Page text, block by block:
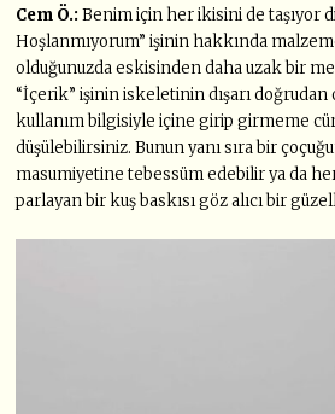
Cem Ö.: Benim için her ikisini de taşıyor
Hoşlanmıyorum” işinin hakkında
olduğunuzda eskisinden daha uzak bir
“İçerik” işinin iskeletinin dışarı
kullanım bilgisiyle içine girip girmeme
düşülebilirsiniz. Bunun yanı sıra bir
masumiyetine tebessüm edebilir ya da
parlayan bir kuş baskısı göz alıcı bir